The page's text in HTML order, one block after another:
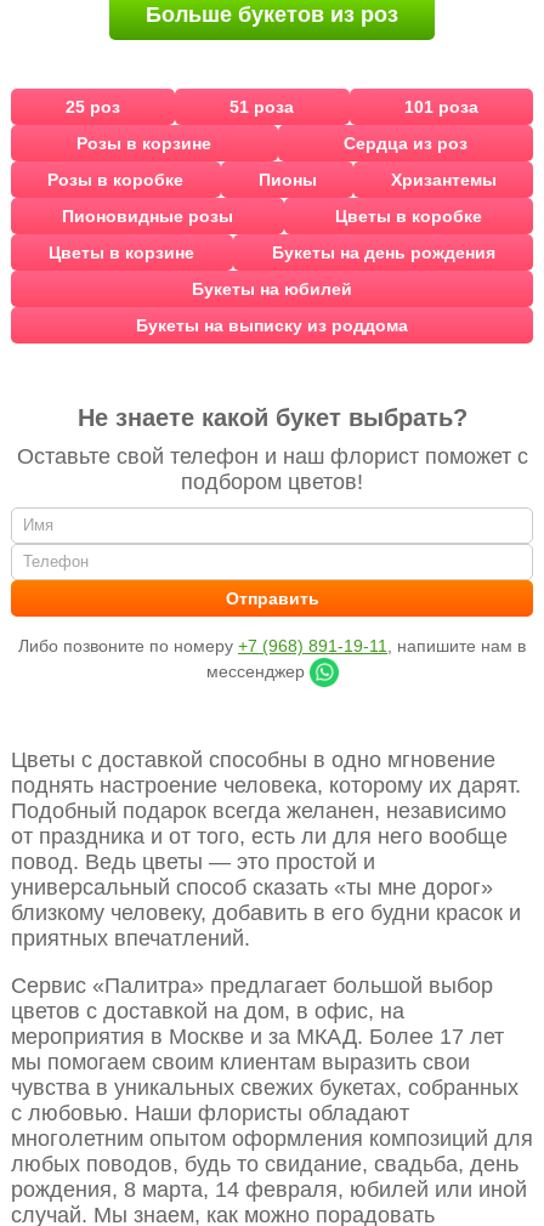
Больше букетов из роз
25 роз 51 роза
101 роза
Розы в корзине
Сердца из роз
Розы в коробке
Пионы
Хризантемы
Пионовидные розы
Цветы в коробке
Цветы в корзине
Букеты на день рождения
Букеты на юбилей
Букеты на выписку из роддома
Не знаете какой букет выбрать?
Оставьте свой телефон и наш флорист поможет с
подбором цветов!
Либо позвоните по номеру +7 (968) 891-19-11
, напишите нам в
мессенджер
Цветы с доставкой способны в одно мгновение
поднять настроение человека, которому их дарят.
Подобный подарок всегда желанен, независимо
от праздника и от того, есть ли для него вообще
повод. Ведь цветы — это простой и
универсальный способ сказать «ты мне дорог»
близкому человеку, добавить в его будни красок и
приятных впечатлений.
Сервис «Палитра» предлагает большой выбор
цветов с доставкой на дом, в офис, на
мероприятия в Москве и за МКАД. Более 17 лет
мы помогаем своим клиентам выразить свои
чувства в уникальных свежих букетах, собранных
с любовью. Наши флористы обладают
многолетним опытом оформления композиций для
любых поводов, будь то свидание, свадьба, день
рождения, 8 марта, 14 февраля, юбилей или иной
случай. Мы знаем, как можно порадовать